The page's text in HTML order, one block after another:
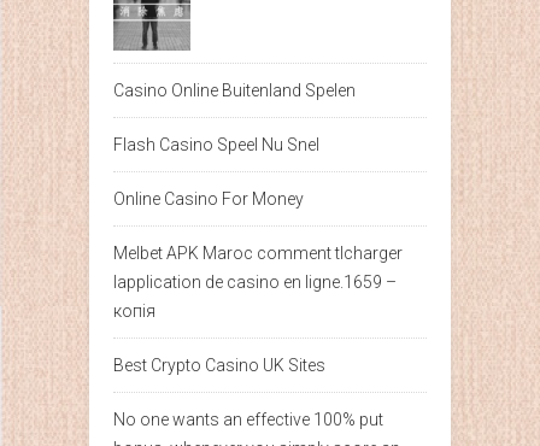
Casino Online Buitenland Spelen
Flash Casino Speel Nu Snel
Online Casino For Money
Melbet APK Maroc comment tlcharger
lapplication de casino en ligne.1659 –
копія
Best Crypto Casino UK Sites
No one wants an effective 100% put